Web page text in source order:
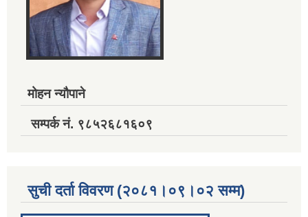
मोहन न्यौपाने
सम्पर्क नं. ९८५२६८१६०९
सुची दर्ता विवरण (२०८१।०९।०२ सम्म)